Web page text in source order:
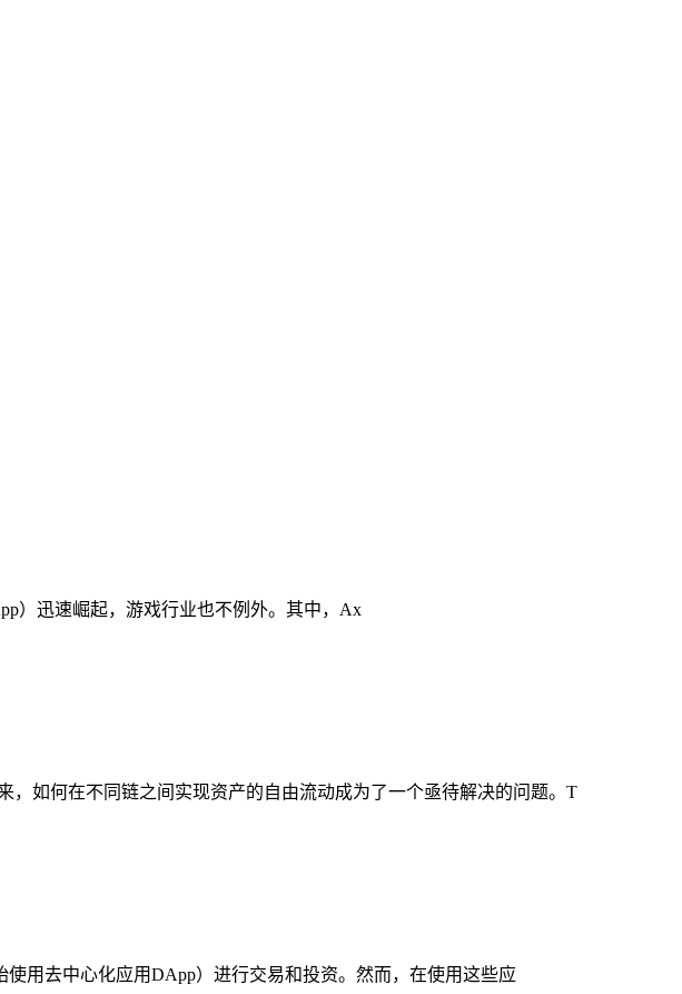
）迅速崛起，游戏行业也不例外。其中，Ax
如何在不同链之间实现资产的自由流动成为了一个亟待解决的问题。T
用去中心化应用DApp）进行交易和投资。然而，在使用这些应